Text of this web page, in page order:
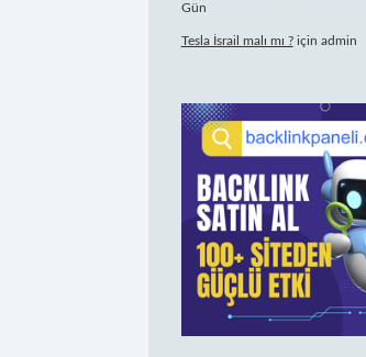
Gün
Tesla İsrail malı mı ?için admin